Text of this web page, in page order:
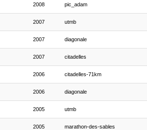
2008 pic_adam
2007 utmb
2007 diagonale
2007 citadelles
2006 citadelles-71km
2006 diagonale
2005 utmb
2005 marathon-des-sables